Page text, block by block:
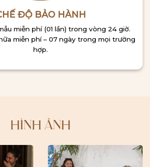
ĐỘ BẢO HÀNH
miễn phí (01 lần) trong vòng 24 giờ.
miễn phí – 07 ngày trong mọi trường
hợp.
HÌNH ẢNH